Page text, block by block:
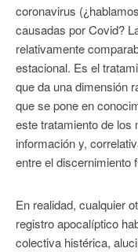
coronavirus
causadas por Covid?
relativamente
estacional. Es el
que da una dimensión
que se pone en
este tratamiento de los
información y,
entre el discernimiento
En realidad, cualquier
registro apocalíptico
colectiva histérica,